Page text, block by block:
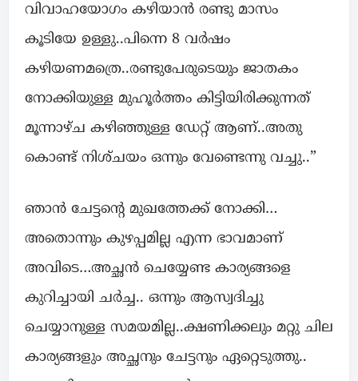
വിവാഹയോഗം കഴിയാൻ രണ്ടു മാസം
കൂടിയേ ഉള്ളു..പിന്നെ 8 വർഷം
കഴിയണമത്രെ..രണ്ടുപേരുടെയും ജാതകം
നോക്കിയുള്ള മുഹൂർത്തം കിട്ടിയിരിക്കുന്നത്
മൂന്നാഴ്ച കഴിഞ്ഞുള്ള ഡേറ്റ് ആണ്..അതു
കൊണ്ട് നിശ്‌ചയം ഒന്നും വേണ്ടെന്നു വച്ചു..”
ഞാൻ ചേട്ടന്റെ മുഖത്തേക്ക് നോക്കി…
അതൊന്നും കുഴപ്പമില്ല എന്ന ഭാവമാണ്
അവിടെ…അച്ഛൻ ചെയ്യേണ്ട കാര്യങ്ങളെ
കുറിച്ചായി ചർച്ച.. ഒന്നും ആസ്വദിച്ചു
ചെയ്യാനുള്ള സമയമില്ല..ക്ഷണിക്കലും മറ്റു ചില
കാര്യങ്ങളും അച്ഛനും ചേട്ടനും ഏറ്റെടുത്തു..